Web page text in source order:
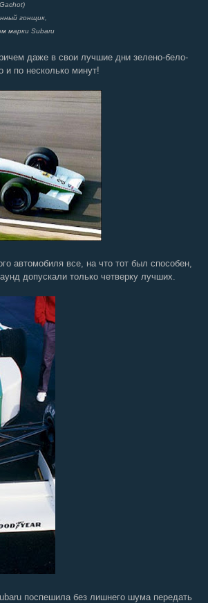
гонщик,
марки Subaru
даже в свои лучшие дни зелено-бело-
и по несколько минут!
автомобиля все, на что тот был способен,
допускали только четверку лучших.
поспешила без лишнего шума передать